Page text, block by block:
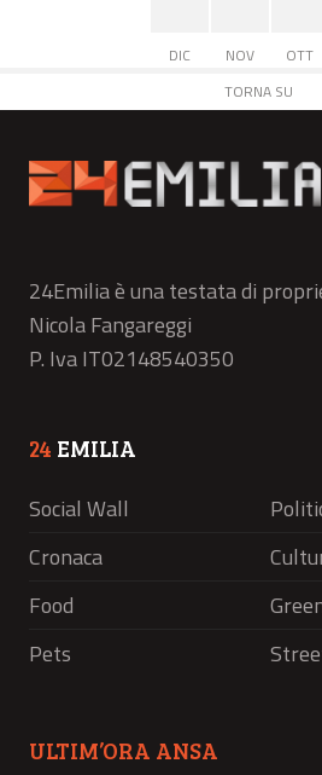
DIC NOV OTT
TORNA SU
24Emilia è una testata di
Nicola Fangareggi
P. Iva IT02148540350
24 EMILIA
Social Wall
Cronaca
Food
Pets
ULTIM’ORA ANSA